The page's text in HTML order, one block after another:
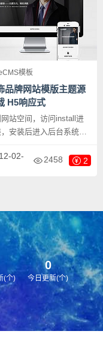
模板
品牌网站模版主题源
H5响应式
网站空间，访问install进
安装后进入后台系统设
即可使用，还原后的后台
码均为admin。网站手工
图文并茂、静态HTML。
02-
2458 2
(个)
0
今日更新(个)